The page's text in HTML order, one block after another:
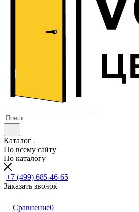
Каталог
По всему сайту
По каталогу
+7 (499) 685-46-65
Заказать звонок
Сравнение0